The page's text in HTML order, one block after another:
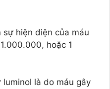
hiện diện của máu
hoặc 1
là do máu gây